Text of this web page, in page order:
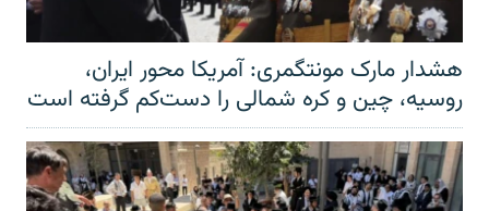
هشدار مارک مونتگمری: آمریکا محور ایران،
روسیه، چین و کره شمالی را دست‌کم گرفته است